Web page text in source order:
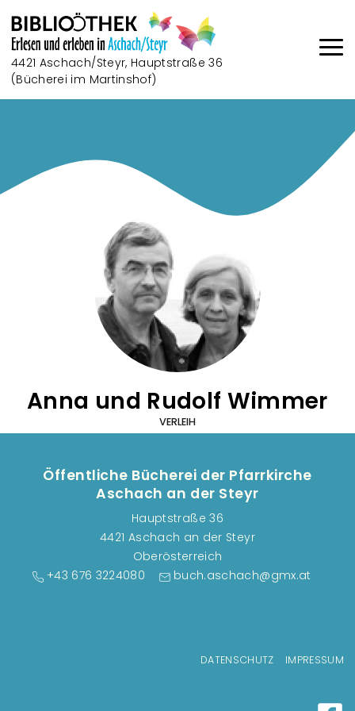
Direkt zum Inhalt
4421 Aschach/Steyr, Hauptstraße 36
(Bücherei im Martinshof)
Anna und Rudolf Wimmer
VERLEIH
Öffentliche Bücherei der Pfarrkirche
Aschach an der Steyr
Hauptstraße 36
4421 Aschach an der Steyr
Oberösterreich
+43 676 3224080
buch.aschach@gmx.at
DATENSCHUTZ IMPRESSUM